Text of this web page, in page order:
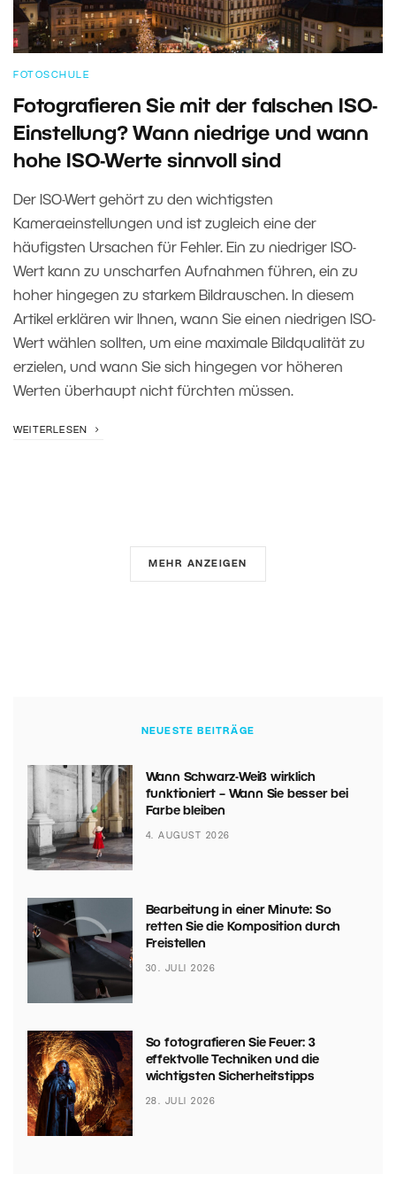
FOTOSCHULE
Fotografieren Sie mit der falschen ISO-
Einstellung? Wann niedrige und wann
hohe ISO-Werte sinnvoll sind
Der ISO-Wert gehört zu den wichtigsten
Kameraeinstellungen und ist zugleich eine der
häufigsten Ursachen für Fehler. Ein zu niedriger ISO-
Wert kann zu unscharfen Aufnahmen führen, ein zu
hoher hingegen zu starkem Bildrauschen. In diesem
Artikel erklären wir Ihnen, wann Sie einen niedrigen ISO-
Wert wählen sollten, um eine maximale Bildqualität zu
erzielen, und wann Sie sich hingegen vor höheren
Werten überhaupt nicht fürchten müssen.
WEITERLESEN
MEHR ANZEIGEN
NEUESTE BEITRÄGE
Wann Schwarz-Weiß wirklich
funktioniert – Wann Sie besser bei
Farbe bleiben
4. AUGUST 2026
Bearbeitung in einer Minute: So
retten Sie die Komposition durch
Freistellen
30. JULI 2026
So fotografieren Sie Feuer: 3
effektvolle Techniken und die
wichtigsten Sicherheitstipps
28. JULI 2026